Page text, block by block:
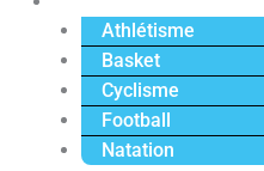
Athlétisme
Basket
Cyclisme
Football
Natation